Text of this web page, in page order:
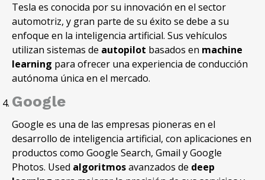
Tesla es conocida por su innovación en el sector
automotriz, y gran parte de su éxito se debe a su
enfoque en la inteligencia artificial. Sus vehículos
utilizan sistemas de autopilot basados en machine
learning para ofrecer una experiencia de conducción
autónoma única en el mercado.
Google
Google es una de las empresas pioneras en el
desarrollo de inteligencia artificial, con aplicaciones en
productos como Google Search, Gmail y Google
Photos. Used algoritmosavanzados de deep